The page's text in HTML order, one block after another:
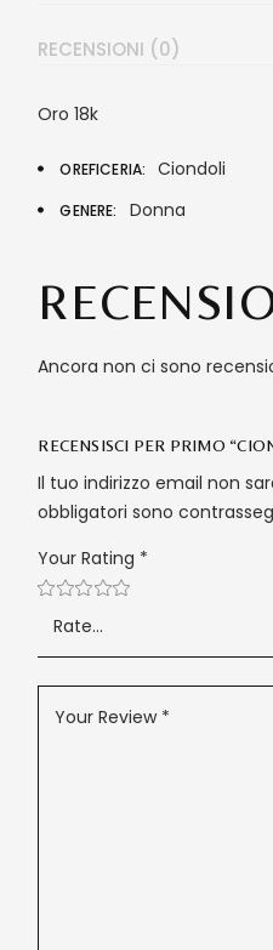
RECENSIONI (0)
Oro 18k
OREFICERIA Ciondoli
GENERE Donna
Ancora non ci sono
RECENSISCI PER PRIMO
Il tuo indirizzo email non
obbligatori sono
Your Rating *